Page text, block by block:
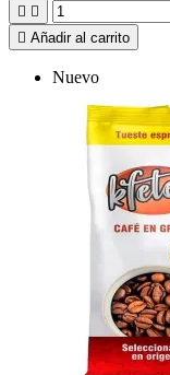
 
 Añadir al carrito
Nuevo